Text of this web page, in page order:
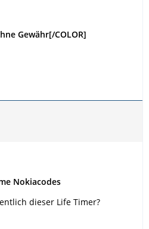
Gewähr[/COLOR]
Nokiacodes
dieser Life Timer?